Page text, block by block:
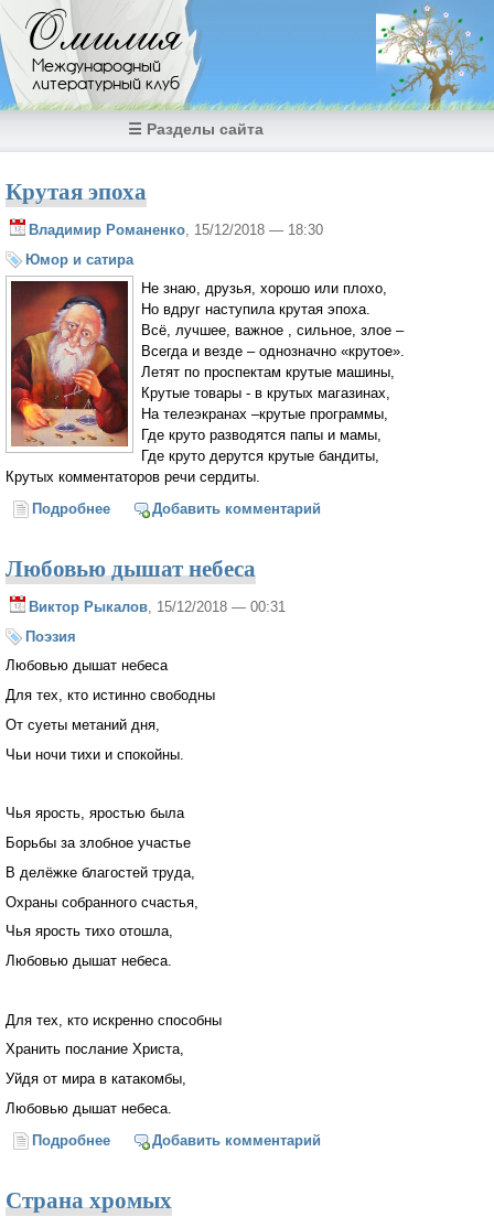
Перейти к основному содержанию
Омилия
Международный
литературный клуб
☰ Разделы сайта
Крутая эпоха
Владимир Романенко , 15/12/2018 — 18:30
Юмор и сатира
Не знаю, друзья, хорошо или плохо,
Но вдруг наступила крутая эпоха.
Всё, лучшее, важное , сильное, злое –
Всегда и везде – однозначно «крутое».
Летят по проспектам крутые машины,
Крутые товары - в крутых магазинах,
На телеэкранах –крутые программы,
Где круто разводятся папы и мамы,
Где круто дерутся крутые бандиты,
Крутых комментаторов речи сердиты.
Подробнее о Крутая эпоха
Добавить комментарий
Любовью дышат небеса
Виктор Рыкалов , 15/12/2018 — 00:31
Поэзия
Любовью дышат небеса
Для тех, кто истинно свободны
От суеты метаний дня,
Чьи ночи тихи и спокойны.
Чья ярость, яростью была
Борьбы за злобное участье
В делёжке благостей труда,
Охраны собранного счастья,
Чья ярость тихо отошла,
Любовью дышат небеса.
Для тех, кто искренно способны
Хранить послание Христа,
Уйдя от мира в катакомбы,
Любовью дышат небеса.
Подробнее о Любовью дышат небеса
Добавить комментарий
Страна хромых